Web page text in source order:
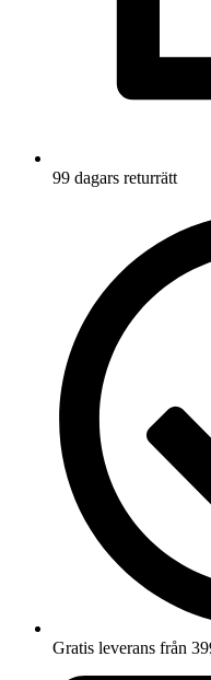
99 dagars returrätt
Gratis leverans från